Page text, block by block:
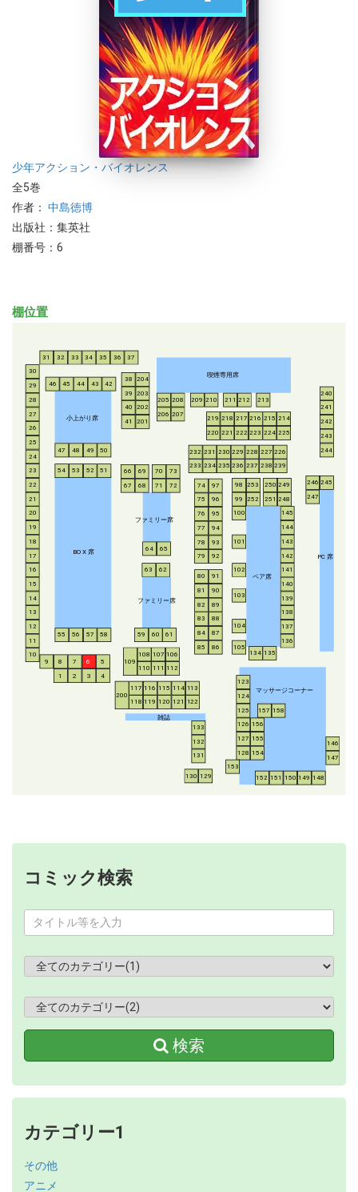
少年アクション・バイオレンス
全5巻
作者： 中島徳博
出版社：集英社
棚番号：6
棚位置
小上がり席
BO X 席
ファミリー席
ファミリー席
喫煙専用席
ペア席
PC 席
マッサージコーナー
雑誌
1 2 3 4
5
6
7
8
9
10
11
12
13
14
15
16
17
18
19
20
21
22
23
24
25
26
27
28
29
30
31 32 33 34 35 36 37
38
39
40
41
42
43
44
45
46
47 48 49 50
51
52
53
54
55 56 57 58 59 60 61
62
63
64 65
66
67
68
69
70
71
72
73
74
75
76
77
78
79
80
81
82
83
84
85 86
87
88
89
90
91
92
93
94
95
96
97
98
99
100
101
102
103
104
105
106
107
108
109
110 111 112
113
114
115
116
117
118 119 120 121 122
123
124
125
126
127
128
129
130
131
132
133
134 135
136
137
138
139
140
141
142
143
144
145
146
147
148
149
150
151
152
153
154
155
156
157 158
200
201
202
203
204
205
206 207
208 209 210 211 212 213
214
215
216
217
218
219
220 221 222 223 224 225
226
227
228
229
230
231
232
233 234 235 236 237 238 239
240
241
242
243
244
245
246
247
248
249
250
251
252
253
コミック検索
検索
カテゴリー1
その他
アニメ